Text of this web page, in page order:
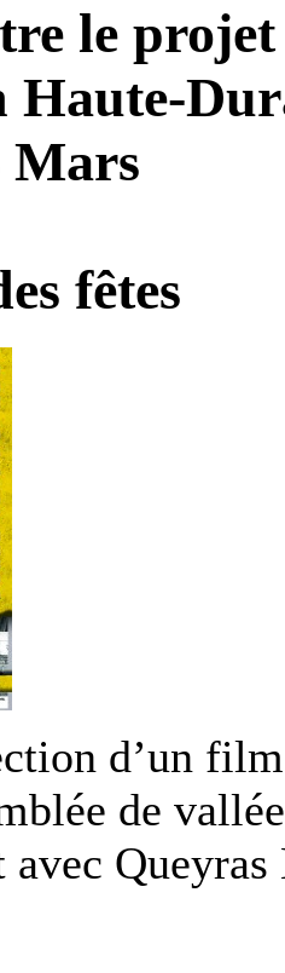
le
Haute-
Mars
fêtes
d’un film
de vallée
avec